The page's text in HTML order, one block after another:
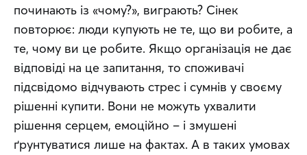
починають із «чому?», виграють? Сінек
повторює: люди купують не те, що ви робите, а
те, чому ви це робите. Якщо організація не дає
відповіді на це запитання, то споживачі
підсвідомо відчувають стрес і сумнів у своєму
рішенні купити. Вони не можуть ухвалити
рішення серцем, емоційно – і змушені
ґрунтуватися лише на фактах. А в таких умовах